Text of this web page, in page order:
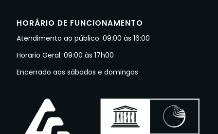
HORÁRIO DE FUNCIONAMENTO
Atendimento ao público: 09:00 às 16:00
Horario Geral: 09:00 às 17h00
Encerrado aos sábados e domingos